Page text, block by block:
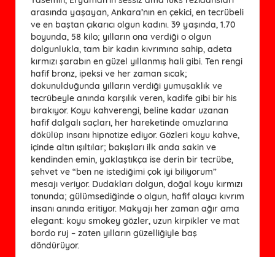
arasında yaşayan, Ankara’nın en çekici, en tecrübeli
ve en baştan çıkarıcı olgun kadını. 39 yaşında, 1.70
boyunda, 58 kilo; yılların ona verdiği o olgun
dolgunlukla, tam bir kadın kıvrımına sahip, adeta
kırmızı şarabın en güzel yıllanmış hali gibi. Ten rengi
hafif bronz, ipeksi ve her zaman sıcak;
dokunulduğunda yılların verdiği yumuşaklık ve
tecrübeyle anında karşılık veren, kadife gibi bir his
bırakıyor. Koyu kahverengi, beline kadar uzanan
hafif dalgalı saçları, her hareketinde omuzlarına
dökülüp insanı hipnotize ediyor. Gözleri koyu kahve,
içinde altın ışıltılar; bakışları ilk anda sakin ve
kendinden emin, yaklaştıkça ise derin bir tecrübe,
şehvet ve “ben ne istediğimi çok iyi biliyorum”
mesajı veriyor. Dudakları dolgun, doğal koyu kırmızı
tonunda; gülümsediğinde o olgun, hafif alaycı kıvrım
insanı anında eritiyor. Makyajı her zaman ağır ama
elegant: koyu smokey gözler, uzun kirpikler ve mat
bordo ruj – zaten yılların güzelliğiyle baş
döndürüyor.